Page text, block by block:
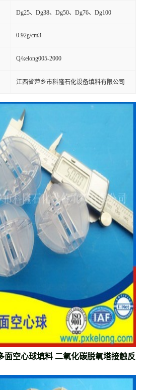
Dg25、Dg38、Dg50、Dg76、Dg100
0.92g/cm3
Q/kelong005-2000
江西省萍乡市科隆石化设备填料有限公司
面空心球填料 二氧化碳脱氧塔接触反